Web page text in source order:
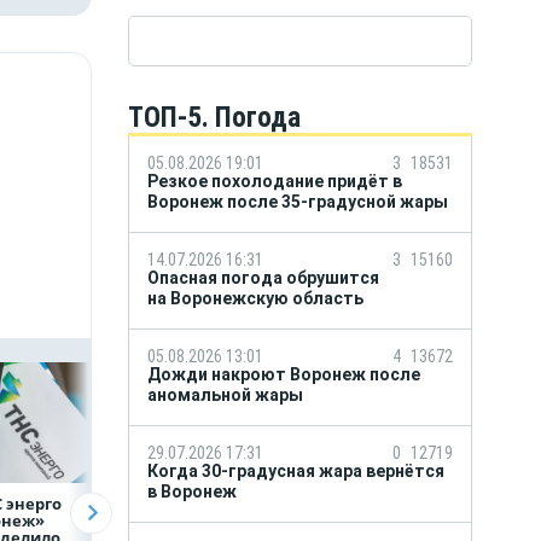
энерго Как воронежцам
быстро оформить региона
ТОП-5. Погода
05.08.2026 19:01 3
18531
Резкое похолодание придёт в
Воронеж после 35-градусной жары
14.07.2026 16:31 3
15160
Опасная погода обрушится
на Воронежскую область
05.08.2026 13:01 4 13672
Дожди накроют Воронеж после
аномальной жары
29.07.2026 17:31 0
12719
Когда 30-градусная жара вернётся
в Воронеж